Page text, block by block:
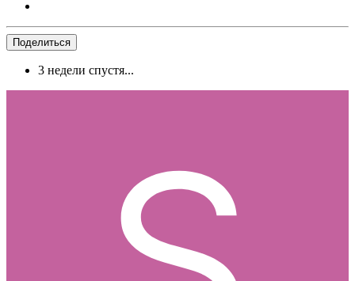
Поделиться
3 недели спустя...